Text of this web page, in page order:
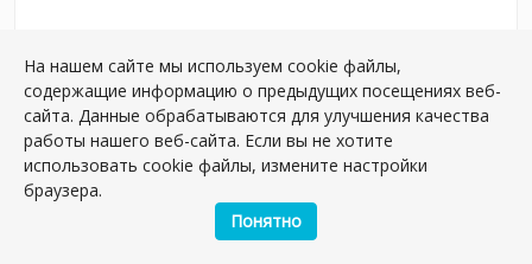
KM6012B0151R Таделакт синий светлый
На нашем сайте мы используем cookie файлы,
содержащие информацию о предыдущих посещениях веб-
сайта. Данные обрабатываются для улучшения качества
работы нашего веб-сайта. Если вы не хотите
использовать cookie файлы, измените настройки
браузера.
Понятно